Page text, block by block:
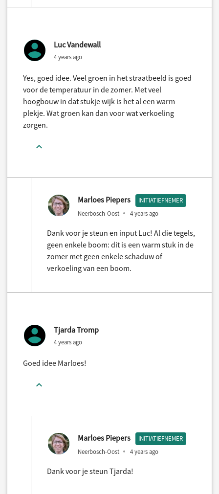
Luc Vandewall
4 years ago
Yes, goed idee. Veel groen in het straatbeeld is goed
voor de temperatuur in de zomer. Met veel
hoogbouw in dat stukje wijk is het al een warm
plekje. Wat groen kan dan voor wat verkoeling
zorgen.
Marloes Piepers INITIATIEFNEMER
Neerbosch-Oost 4 years ago
Dank voor je steun en input Luc! Al die tegels,
geen enkele boom: dit is een warm stuk in de
zomer met geen enkele schaduw of
verkoeling van een boom.
Tjarda Tromp
4 years ago
Goed idee Marloes!
Marloes Piepers INITIATIEFNEMER
Neerbosch-Oost 4 years ago
Dank voor je steun Tjarda!